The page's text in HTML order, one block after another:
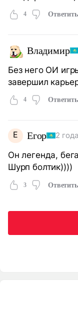
4 Ответить
Владимир
Без него ОИ
завершил
4 Ответить
Е Егор 2
Он легенда,
Шурп болтик))))
3 Ответить